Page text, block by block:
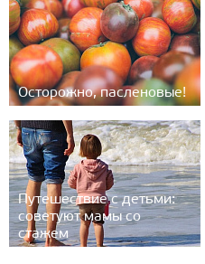
Осторожно, пасленовые!
Путешествие с детьми:
советуют мамы со
стажем